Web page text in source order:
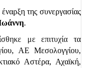
της συνεργασίας
.
με επιτυχία τα
ΑΕ Μεσολογγίου,
Αστέρα, Αχαϊκή,